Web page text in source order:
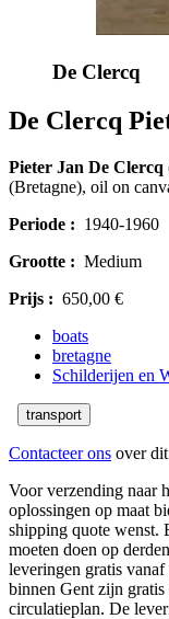
De Clercq
De Clercq
Pieter Jan De Clercq
(Bretagne), oil on
Periode : 1940-1960
Grootte : Medium
Prijs : 650,00 €
boats
bretagne
Schilderijen en
transport
Contacteer ons over
Voor verzending naar
oplossingen op maat
shipping quote wenst.
moeten doen op
leveringen gratis
binnen Gent zijn gratis
circulatieplan. De